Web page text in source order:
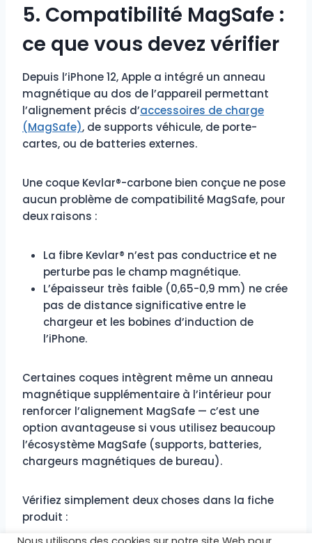
5. Compatibilité MagSafe :
ce que vous devez vérifier
Depuis l’iPhone 12, Apple a intégré un anneau
magnétique au dos de l’appareil permettant
l’alignement précis d’accessoires de charge
(MagSafe), de supports véhicule, de porte-
cartes, ou de batteries externes.
Une coque Kevlar®-carbone bien conçue ne pose
aucun problème de compatibilité MagSafe, pour
deux raisons :
La fibre Kevlar® n’est pas conductrice et ne
perturbe pas le champ magnétique.
L’épaisseur très faible (0,65-0,9 mm) ne crée
pas de distance significative entre le
chargeur et les bobines d’induction de
l’iPhone.
Certaines coques intègrent même un anneau
magnétique supplémentaire à l’intérieur pour
renforcer l’alignement MagSafe — c’est une
option avantageuse si vous utilisez beaucoup
l’écosystème MagSafe (supports, batteries,
chargeurs magnétiques de bureau).
Vérifiez simplement deux choses dans la fiche
produit :